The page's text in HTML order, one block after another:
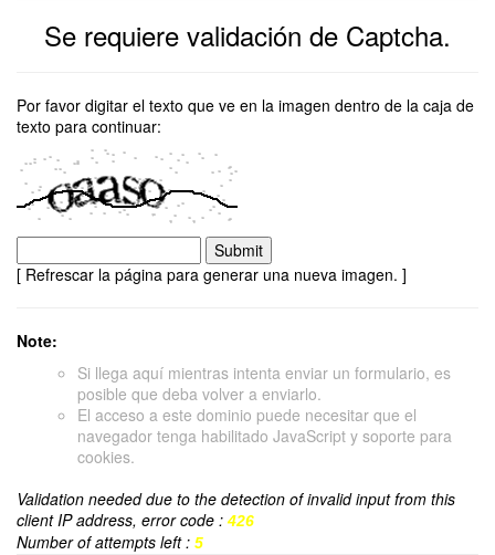
Se requiere validación de Captcha.
Por favor digitar el texto que ve en la imagen dentro de la caja de
texto para continuar:
[ Refrescar la página para generar una nueva imagen. ]
Note:
Si llega aquí mientras intenta enviar un formulario, es
posible que deba volver a enviarlo.
El acceso a este dominio puede necesitar que el
navegador tenga habilitado JavaScript y soporte para
cookies.
Validation needed due to the detection of invalid input from this
client IP address, error code : 426
Number of attempts left : 5